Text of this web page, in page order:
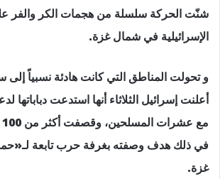
شنّت الحركة سلسلة من هجمات الكر والفر
الإسرائيلية في شمال غزة.
و تحولت المناطق التي كانت هادئة نسبياً إلى
أعلنت إسرائيل الثلاثاء أنها استدعت دباباتها
في ذلك هدف وصفته بغرفة حرب تابعة
غزة.